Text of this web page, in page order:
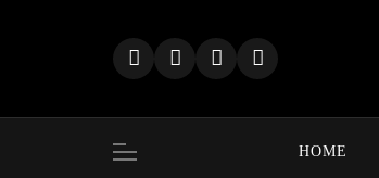
HOME